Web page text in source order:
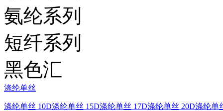
氨纶系列
短纤系列
黑色汇
涤纶单丝
涤纶单丝 10D涤纶单丝 15D涤纶单丝 17D涤纶单丝 20D涤纶单